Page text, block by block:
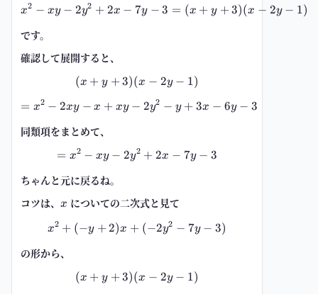
x^2-xy-2y^2+2x-7y-
x2 − xy − 2y2 + 2x − 7y − 3 = (x + y +3)(x − 2y − 1)
です。
確認して展開すると、
(x+y+3)(x-2y-1)
(x + y +3)(x − 2y − 1)
=x^2-2xy-x+xy-2y^2-y+3x-6y-3
= x2 − 2xy − x + xy − 2y2 − y + 3x − 6y − 3
同類項をまとめて、
=x^2-xy-2y^2+2x-7y-3
= x2 − xy − 2y2 + 2x − 7y − 3
ちゃんと元に戻るね。
コツは、 x
x についての二次式と見て
x^2+(-y+2)x+(-2y^2-7y-3)
x2 + (−y +2)x + (−2y2 − 7y − 3)
の形から、
(x+y+3)(x-2y-1)
(x + y +3)(x − 2y − 1)